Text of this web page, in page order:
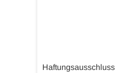
Haftungsausschluss